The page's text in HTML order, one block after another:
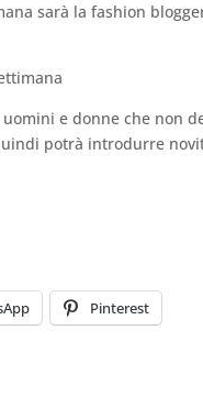
sarà la fashion
e donne che non
potrà introdurre
Pinterest